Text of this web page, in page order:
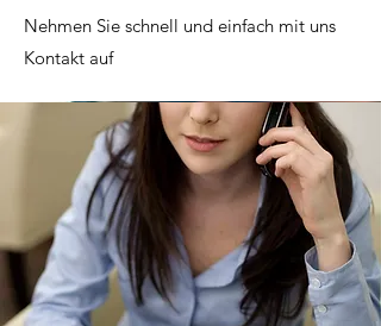
Nehmen Sie schnell und einfach mit uns
Kontakt auf